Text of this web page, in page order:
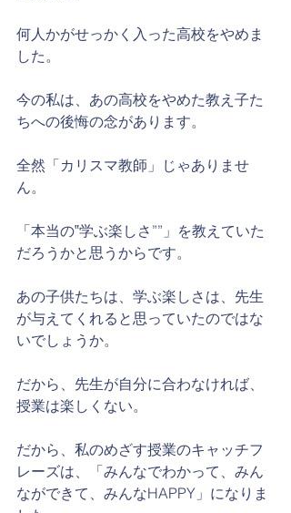
何人かがせっかく入った高校をやめま
した。
今の私は、あの高校をやめた教え子た
ちへの後悔の念があります。
全然「カリスマ教師」じゃありませ
ん。
「本当の‟学ぶ楽しさ””」を教えていた
だろうかと思うからです。
あの子供たちは、学ぶ楽しさは、先生
が与えてくれると思っていたのではな
いでしょうか。
だから、先生が自分に合わなければ、
授業は楽しくない。
だから、私のめざす授業のキャッチフ
レーズは、「みんなでわかって、みん
なができて、みんなHAPPY」になりま